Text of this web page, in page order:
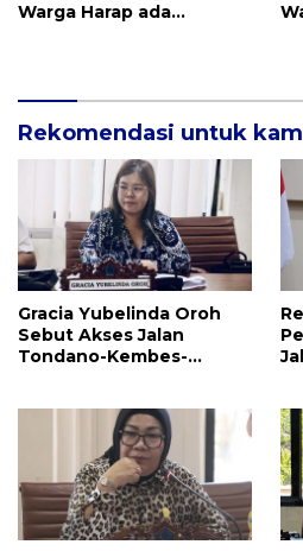
Warga Harap ada
Rekomendasi untuk
Gracia Yubelinda Oroh
Sebut Akses Jalan
Tondano-Kembes-